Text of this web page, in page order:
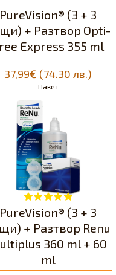
PureVision® (3 + 3
+ Разтвор Opti-
Express 355 ml
37,99€ (74.30 лв.)
Пакет
PureVision® (3 + 3
+ Разтвор Renu
360 ml + 60
ml